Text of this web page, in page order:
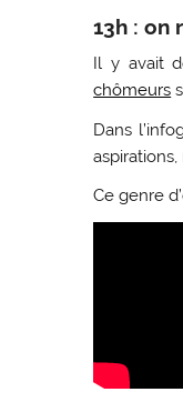
13h : on
Il y avait
chômeurs
Dans
Ce genre